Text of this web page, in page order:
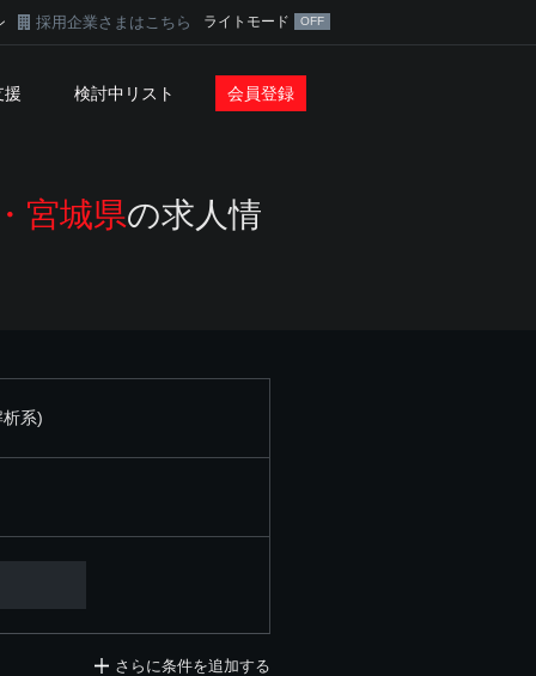
採用企業さまはこちら ライトモード
援 検討中リスト 会員登録
宮城県の求人情
系)
さらに条件を追加する